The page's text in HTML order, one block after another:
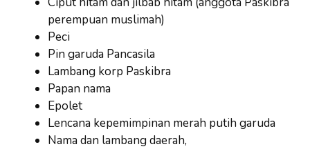
perempuan muslimah)
Peci
Pin garuda Pancasila
Lambang korp Paskibra
Papan nama
Epolet
Lencana kepemimpinan merah putih garuda
Nama dan lambang daerah,